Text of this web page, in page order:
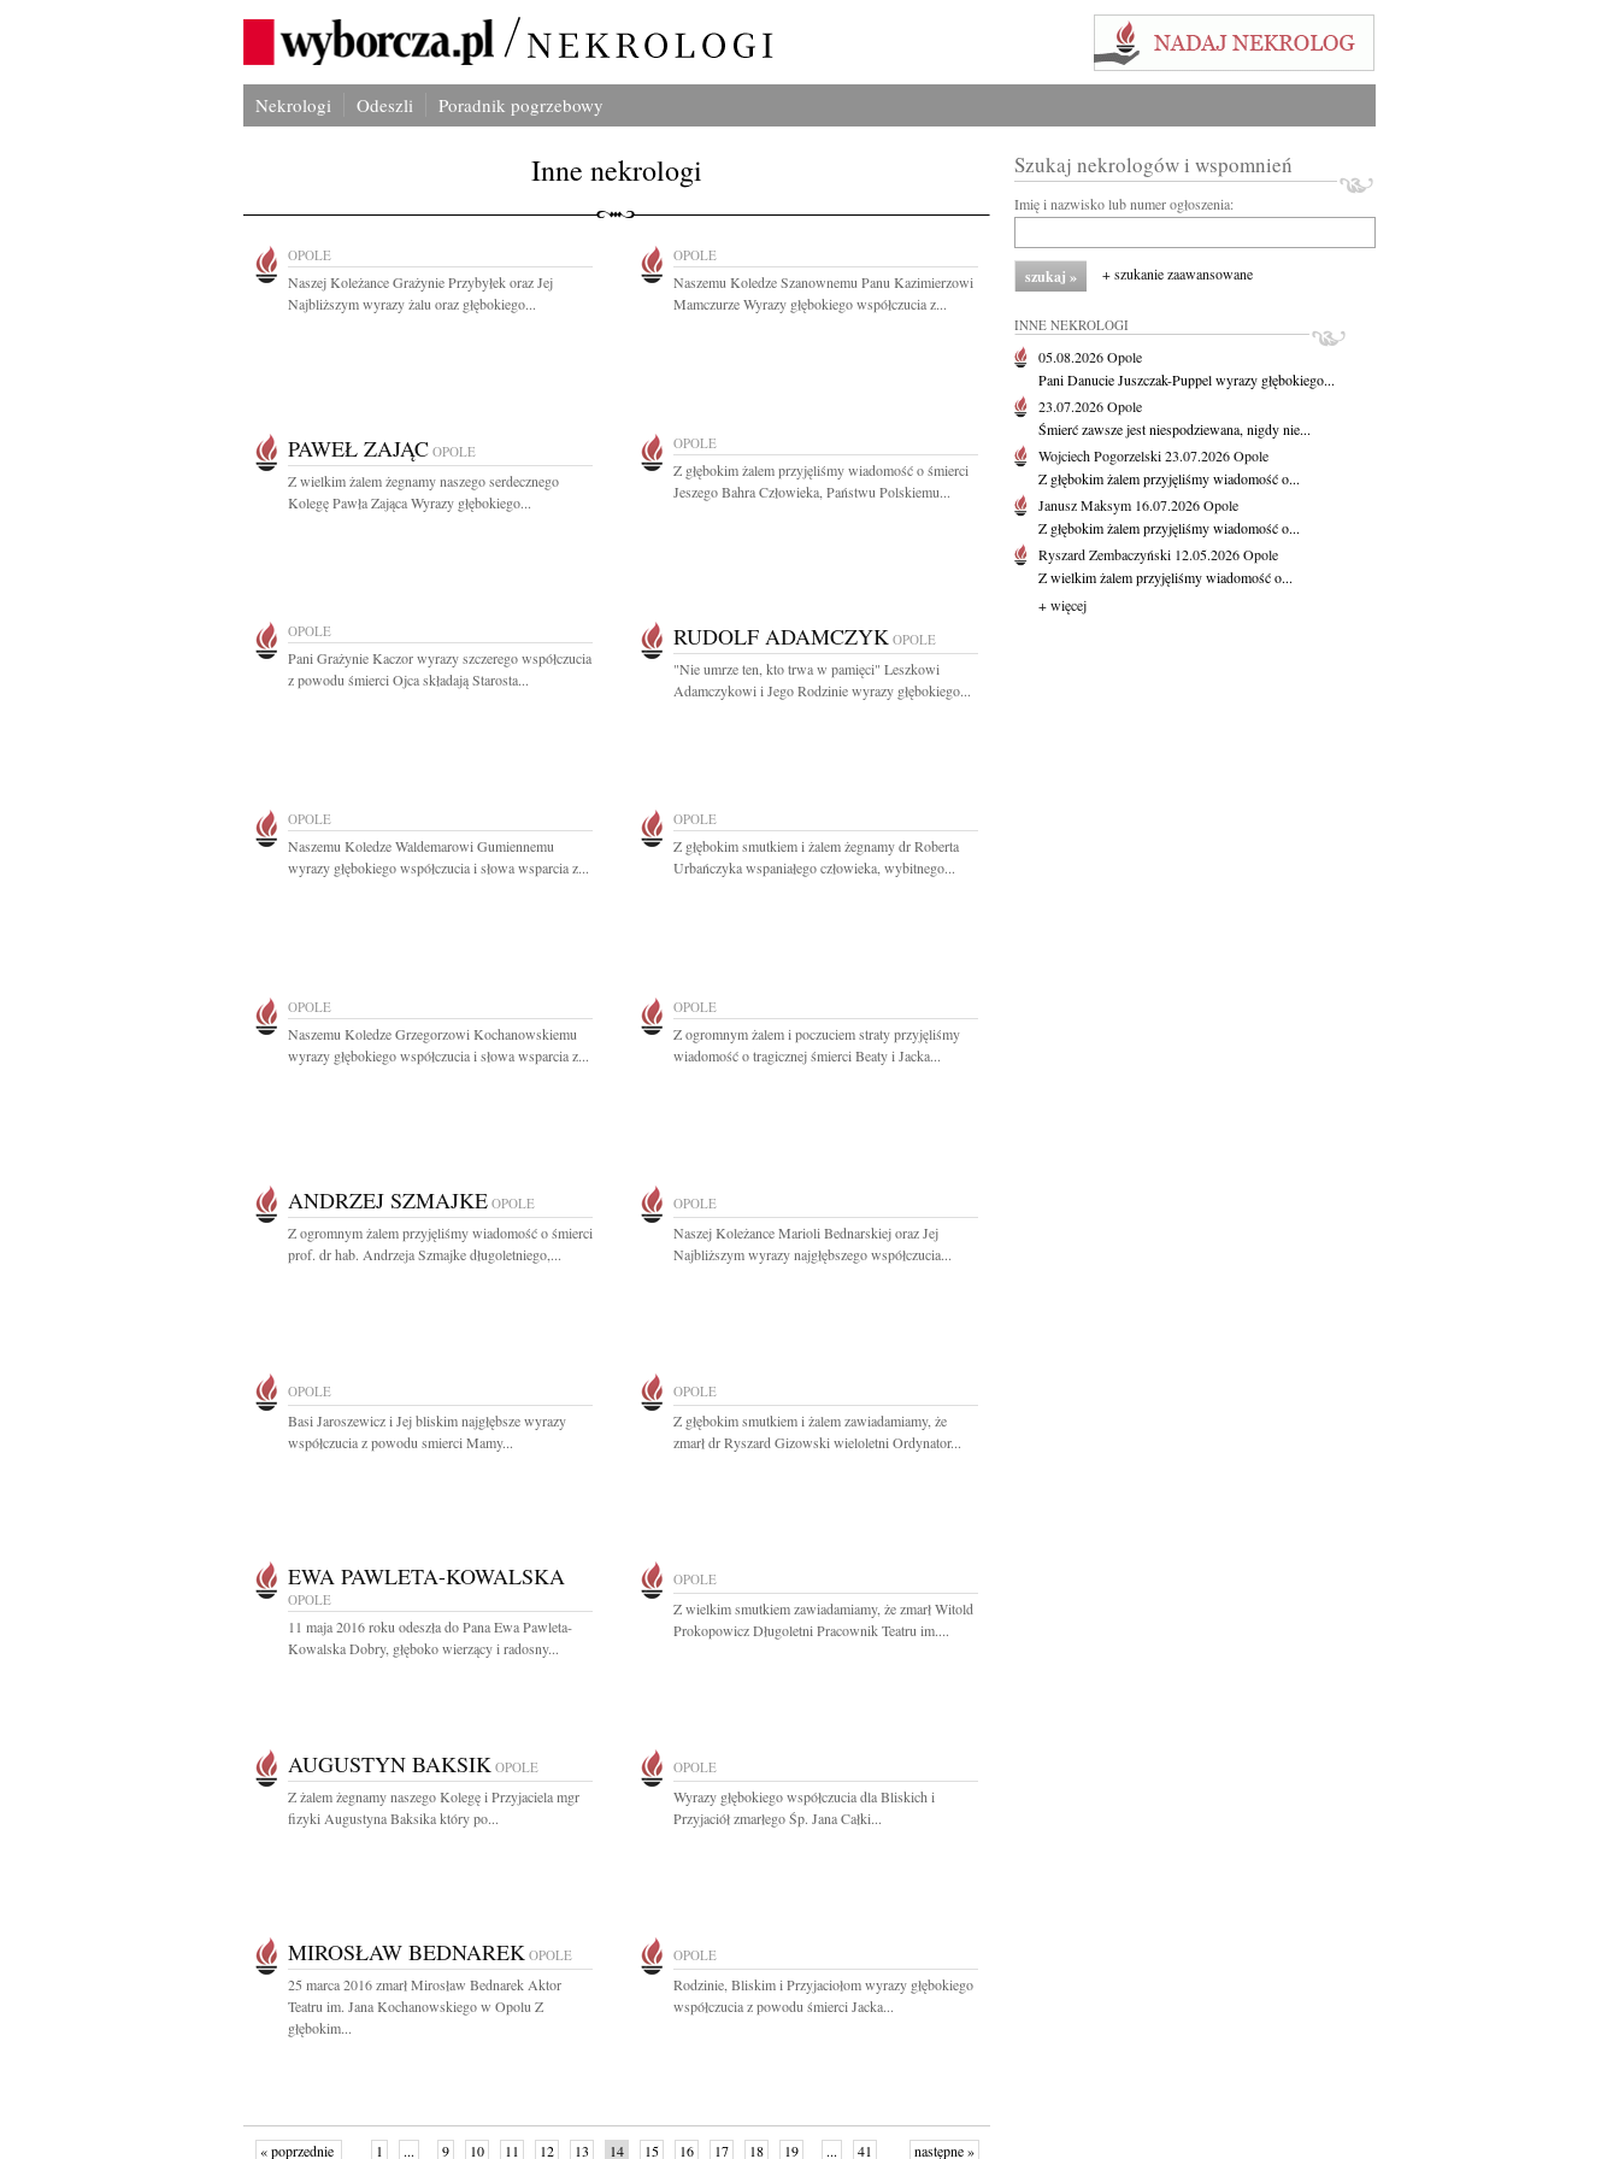
Nekrologi Odeszli Poradnik pogrzebowy
Inne nekrologi
OPOLE
Naszej Koleżance Grażynie Przybyłek oraz Jej
Najbliższym wyrazy żalu oraz głębokiego...
OPOLE
Naszemu Koledze Szanownemu Panu Kazimierzowi
Mamczurze Wyrazy głębokiego współczucia z...
PAWEŁ ZAJĄC OPOLE
Z wielkim żalem żegnamy naszego serdecznego
Kolegę Pawła Zająca Wyrazy głębokiego...
OPOLE
Z głębokim żalem przyjęliśmy wiadomość o śmierci
Jeszego Bahra Człowieka, Państwu Polskiemu...
OPOLE
Pani Grażynie Kaczor wyrazy szczerego współczucia
z powodu śmierci Ojca składają Starosta...
RUDOLF ADAMCZYK OPOLE
"Nie umrze ten, kto trwa w pamięci" Leszkowi
Adamczykowi i Jego Rodzinie wyrazy głębokiego...
OPOLE
Naszemu Koledze Waldemarowi Gumiennemu
wyrazy głębokiego współczucia i słowa wsparcia z...
OPOLE
Z głębokim smutkiem i żalem żegnamy dr Roberta
Urbańczyka wspaniałego człowieka, wybitnego...
OPOLE
Naszemu Koledze Grzegorzowi Kochanowskiemu
wyrazy głębokiego współczucia i słowa wsparcia z...
OPOLE
Z ogromnym żalem i poczuciem straty przyjęliśmy
wiadomość o tragicznej śmierci Beaty i Jacka...
ANDRZEJ SZMAJKE OPOLE
Z ogromnym żalem przyjęliśmy wiadomość o śmierci
prof. dr hab. Andrzeja Szmajke długoletniego,...
OPOLE
Naszej Koleżance Marioli Bednarskiej oraz Jej
Najbliższym wyrazy najgłębszego współczucia...
OPOLE
Basi Jaroszewicz i Jej bliskim najgłębsze wyrazy
współczucia z powodu smierci Mamy...
OPOLE
Z głębokim smutkiem i żalem zawiadamiamy, że
zmarł dr Ryszard Gizowski wieloletni Ordynator...
EWA PAWLETA-KOWALSKA
OPOLE
11 maja 2016 roku odeszła do Pana Ewa Pawleta-
Kowalska Dobry, głęboko wierzący i radosny...
OPOLE
Z wielkim smutkiem zawiadamiamy, że zmarł Witold
Prokopowicz Długoletni Pracownik Teatru im....
AUGUSTYN BAKSIK OPOLE
Z żalem żegnamy naszego Kolegę i Przyjaciela mgr
fizyki Augustyna Baksika który po...
OPOLE
Wyrazy głębokiego współczucia dla Bliskich i
Przyjaciół zmarłego Śp. Jana Całki...
MIROSŁAW BEDNAREK OPOLE
25 marca 2016 zmarł Mirosław Bednarek Aktor
Teatru im. Jana Kochanowskiego w Opolu Z
głębokim...
OPOLE
Rodzinie, Bliskim i Przyjaciołom wyrazy głębokiego
współczucia z powodu śmierci Jacka...
« poprzednie 1 ... 9 10 11 12 13 14 15 16 17 18 19 ... 41 następne »
Szukaj nekrologów i wspomnień
Imię i nazwisko lub numer ogłoszenia:
+ szukanie zaawansowane
INNE NEKROLOGI
05.08.2026Opole
Pani Danucie Juszczak-Puppel wyrazy głębokiego...
23.07.2026Opole
Śmierć zawsze jest niespodziewana, nigdy nie...
Wojciech Pogorzelski23.07.2026Opole
Z głębokim żalem przyjęliśmy wiadomość o...
Janusz Maksym 16.07.2026Opole
Z głębokim żalem przyjęliśmy wiadomość o...
Ryszard Zembaczyński 12.05.2026Opole
Z wielkim żalem przyjęliśmy wiadomość o...
+ więcej